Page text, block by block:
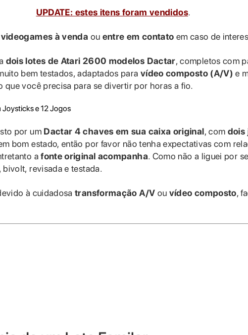
UPDATE: estes itens foram vendidos.
à venda ou entre em contato em caso de
dois lotes de Atari 2600 modelos Dactar, completos com
bem testados, adaptados para vídeo composto (A/V) e
que você precisa para se divertir por horas a fio.
Joysticks e 12 Jogos
por um Dactar 4 chaves em sua caixa original, com dois
bom estado, então por favor não tenha expectativas com
afonte original acompanha. Como não a liguei por
revisada e testada.
à cuidadosa transformação A/V ou vídeo composto,